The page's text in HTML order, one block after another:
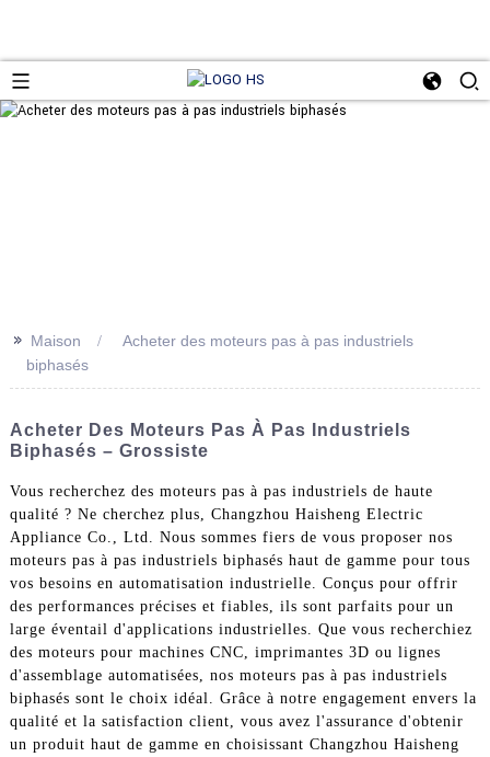
>> Maison
Acheter des moteurs pas à pas industriels
biphasés
Acheter Des Moteurs Pas À Pas Industriels
Biphasés – Grossiste
Vous recherchez des moteurs pas à pas industriels de haute
qualité ? Ne cherchez plus, Changzhou Haisheng Electric
Appliance Co., Ltd. Nous sommes fiers de vous proposer nos
moteurs pas à pas industriels biphasés haut de gamme pour tous
vos besoins en automatisation industrielle. Conçus pour offrir
des performances précises et fiables, ils sont parfaits pour un
large éventail d'applications industrielles. Que vous recherchiez
des moteurs pour machines CNC, imprimantes 3D ou lignes
d'assemblage automatisées, nos moteurs pas à pas industriels
biphasés sont le choix idéal. Grâce à notre engagement envers la
qualité et la satisfaction client, vous avez l'assurance d'obtenir
un produit haut de gamme en choisissant Changzhou Haisheng